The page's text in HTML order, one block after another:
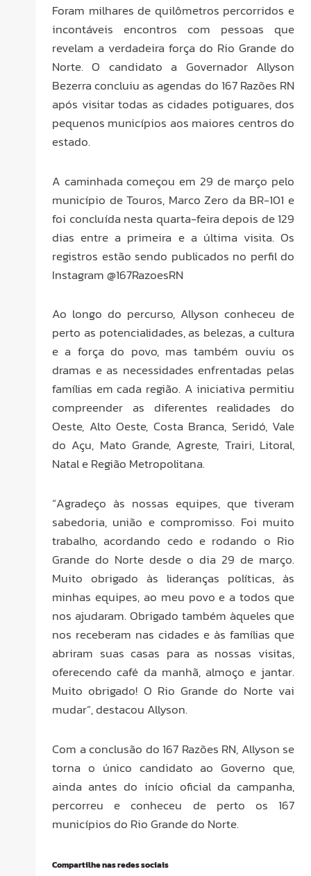
Foram milhares de quilômetros percorridos e
incontáveis encontros com pessoas que
revelam a verdadeira força do Rio Grande do
Norte. O candidato a Governador Allyson
Bezerra concluiu as agendas do 167 Razões RN
após visitar todas as cidades potiguares, dos
pequenos municípios aos maiores centros do
estado.
A caminhada começou em 29 de março pelo
município de Touros, Marco Zero da BR-101 e
foi concluída nesta quarta-feira depois de 129
dias entre a primeira e a última visita. Os
registros estão sendo publicados no perfil do
Instagram @167RazoesRN
Ao longo do percurso, Allyson conheceu de
perto as potencialidades, as belezas, a cultura
e a força do povo, mas também ouviu os
dramas e as necessidades enfrentadas pelas
famílias em cada região. A iniciativa permitiu
compreender as diferentes realidades do
Oeste, Alto Oeste, Costa Branca, Seridó, Vale
do Açu, Mato Grande, Agreste, Trairi, Litoral,
Natal e Região Metropolitana.
“Agradeço às nossas equipes, que tiveram
sabedoria, união e compromisso. Foi muito
trabalho, acordando cedo e rodando o Rio
Grande do Norte desde o dia 29 de março.
Muito obrigado às lideranças políticas, às
minhas equipes, ao meu povo e a todos que
nos ajudaram. Obrigado também àqueles que
nos receberam nas cidades e às famílias que
abriram suas casas para as nossas visitas,
oferecendo café da manhã, almoço e jantar.
Muito obrigado! O Rio Grande do Norte vai
mudar”, destacou Allyson.
Com a conclusão do 167 Razões RN, Allyson se
torna o único candidato ao Governo que,
ainda antes do início oficial da campanha,
percorreu e conheceu de perto os 167
municípios do Rio Grande do Norte.
Compartilhe nas redes sociais